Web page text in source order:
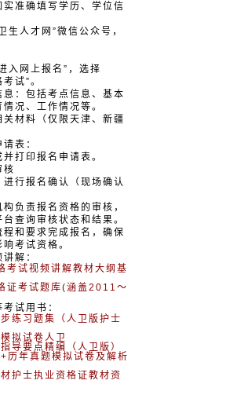
准确填写学历、学位信
生人才网”微信公众号，
入网上报名”，选择
试”。
：包括考点信息、基本
况、工作情况等。
材料（仅限天津、新疆
表：
打印报名申请表。
核
行报名确认（现场确认
负责报名资格的审核，
查询审核状态和结果。
和要求完成报名，确保
考试资格。
解：
考试视频讲解教材大纲基
证考试题库(涵盖2011～
试用书：
练习题集（人卫版护士
拟试卷人卫
导要点精编（人卫版）
历年真题模拟试卷及解析
护士执业资格证教材资